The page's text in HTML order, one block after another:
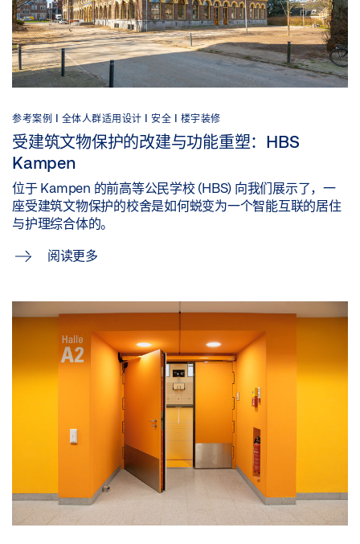
参考案例 | 全体人群适用设计 | 安全 | 楼宇装修
受建筑文物保护的改建与功能重塑：HBS
Kampen
位于 Kampen 的前高等公民学校 (HBS) 向我们展示了，一
座受建筑文物保护的校舍是如何蜕变为一个智能互联的居住
与护理综合体的。
阅读更多